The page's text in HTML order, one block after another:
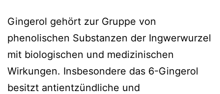
Gingerol gehört zur Gruppe von
phenolischen Substanzen der Ingwerwurzel
mit biologischen und medizinischen
Wirkungen. Insbesondere das 6-Gingerol
besitzt antientzündliche und